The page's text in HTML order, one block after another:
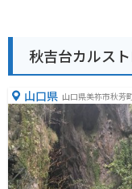
秋吉台カルス
山口県 山口県美祢市秋芳